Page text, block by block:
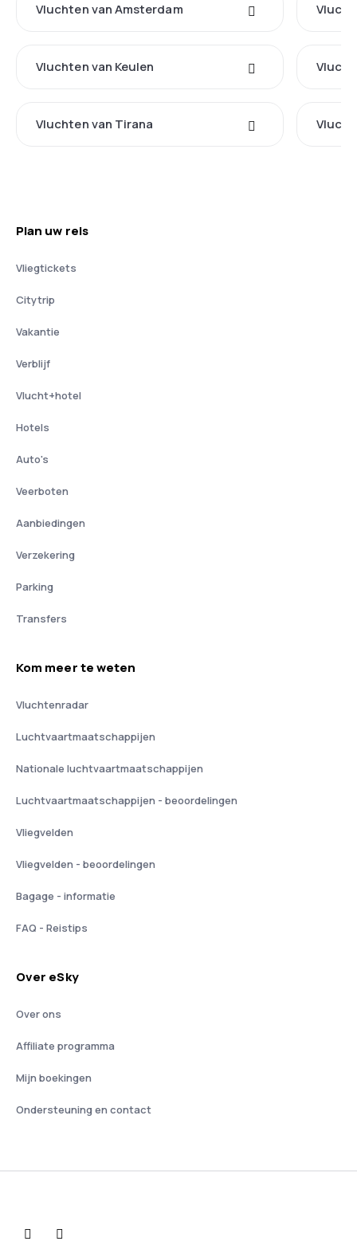
Vluchten van Amsterdam
Vluchten van Keulen
Vluchten van Tirana
Plan uw reis
Vliegtickets
Citytrip
Vakantie
Verblijf
Vlucht+hotel
Hotels
Auto's
Veerboten
Aanbiedingen
Verzekering
Parking
Transfers
Kom meer te weten
Vluchtenradar
Luchtvaartmaatschappijen
Nationale luchtvaartmaatschappijen
Luchtvaartmaatschappijen - beoordelingen
Vliegvelden
Vliegvelden - beoordelingen
Bagage - informatie
FAQ - Reistips
Over eSky
Over ons
Affiliate programma
Mijn boekingen
Ondersteuning en contact